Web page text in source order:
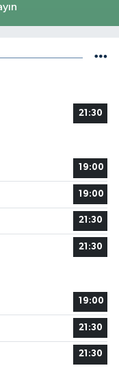
21:30
19:00
19:00
21:30
21:30
19:00
21:30
21:30